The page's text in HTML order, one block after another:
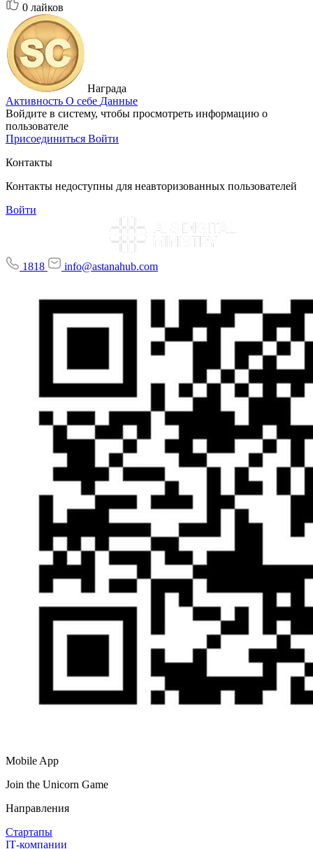
0 лайков
Награда
Активность О себе Данные
Войдите в систему, чтобы просмотреть информацию о
пользователе
Присоединиться Войти
Контакты
Контакты недоступны для неавторизованных пользователей
Войти
1818 info@astanahub.com
Mobile App
Join the Unicorn Game
Направления
Стартапы
IT‑компании